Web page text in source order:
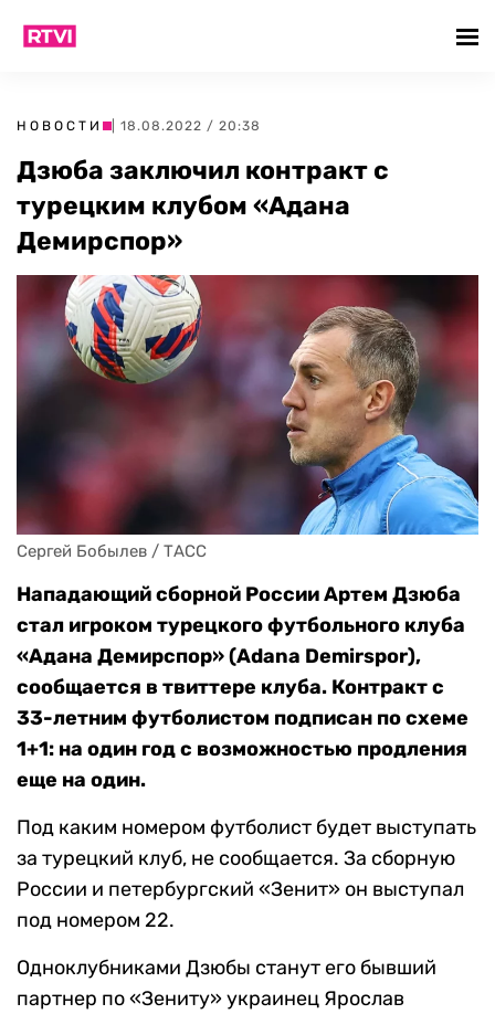
НОВОСТИ | 18.08.2022 / 20:38
Дзюба заключил контракт с
турецким клубом «Адана
Демирспор»
Сергей Бобылев / ТАСС
Нападающий сборной России Артем Дзюба
стал игроком турецкого футбольного клуба
«Адана Демирспор» (Adana Demirspor),
сообщается в твиттере клуба. Контракт с
33-летним футболистом подписан по схеме
1+1: на один год с возможностью продления
еще на один.
Под каким номером футболист будет выступать
за турецкий клуб, не сообщается. За сборную
России и петербургский «Зенит» он выступал
под номером 22.
Одноклубниками Дзюбы станут его бывший
партнер по «Зениту» украинец Ярослав